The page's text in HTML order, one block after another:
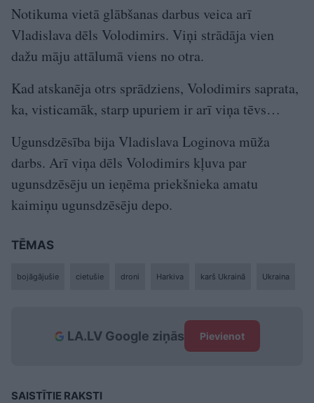
Notikuma vietā glābšanas darbus veica arī
Vladislava dēls Volodimirs. Viņi strādāja vien
dažu māju attālumā viens no otra.
Kad atskanēja otrs sprādziens, Volodimirs saprata,
ka, visticamāk, starp upuriem ir arī viņa tēvs…
Ugunsdzēsība bija Vladislava Loginova mūža
darbs. Arī viņa dēls Volodimirs kļuva par
ugunsdzēsēju un ieņēma priekšnieka amatu
kaimiņu ugunsdzēsēju depo.
TĒMAS
bojāgājušie cietušie droni Harkiva karš Ukrainā Ukraina
LA.LV Google ziņās Pievienot
SAISTĪTIE RAKSTI